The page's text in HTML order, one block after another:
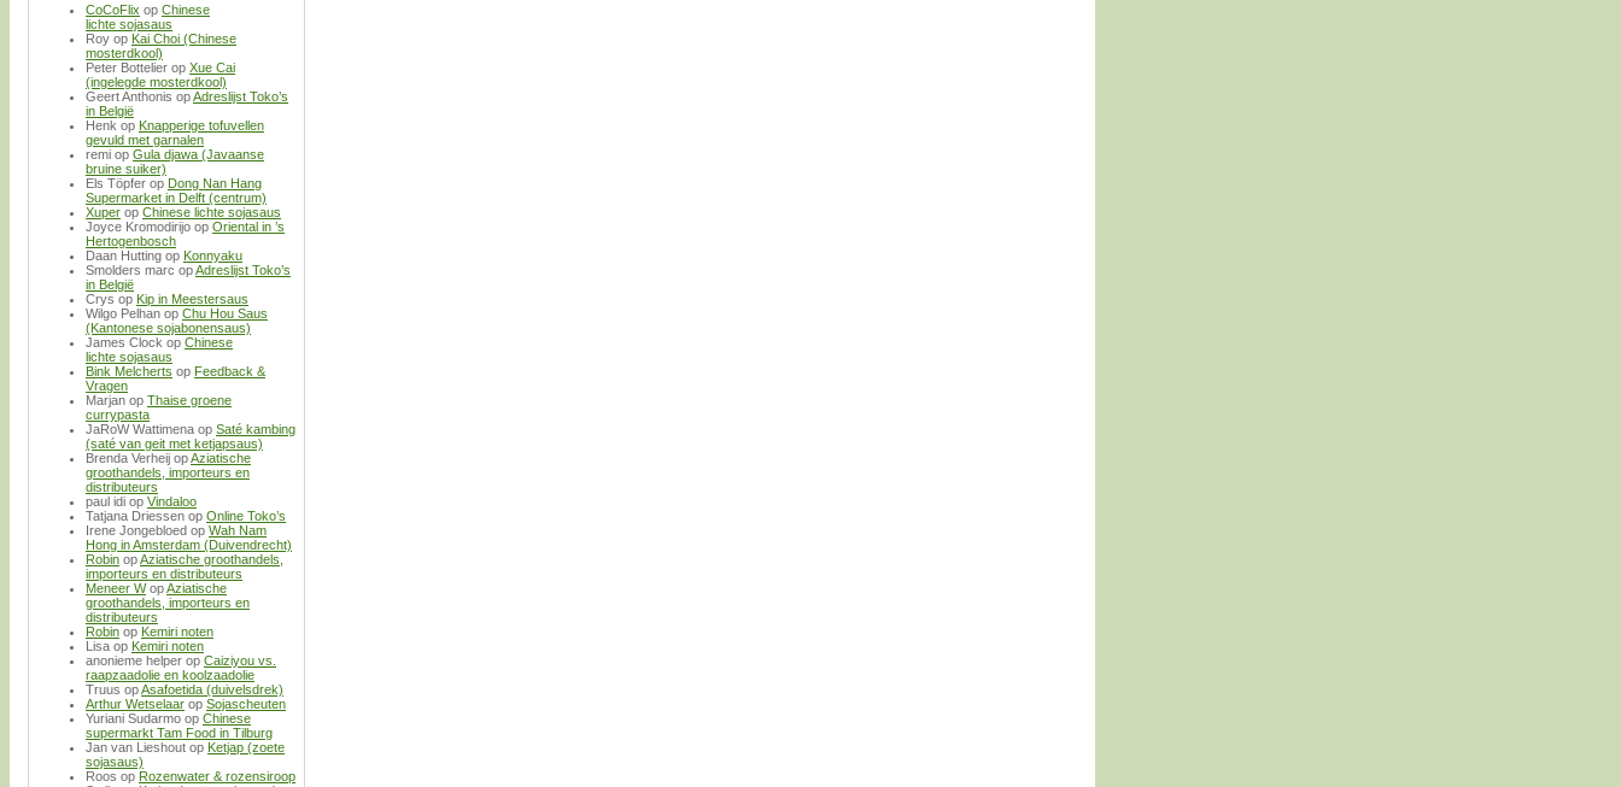
CoCoFlix op Chinese
lichte sojasaus
Roy op Kai Choi (Chinese
mosterdkool)
Peter Bottelier op Xue Cai
(ingelegde mosterdkool)
Geert Anthonis opAdreslijst Toko’s
in België
Henk op Knapperige tofuvellen
gevuld met garnalen
remi op Gula djawa (Javaanse
bruine suiker)
Els Töpfer op Dong Nan Hang
Supermarket in Delft (centrum)
Xuper op Chinese lichte sojasaus
Joyce Kromodirijo op Oriental in ’s
Hertogenbosch
Daan Hutting op Konnyaku
Smolders marc opAdreslijst Toko’s
in België
Crys op Kip in Meestersaus
Wilgo Pelhan op Chu Hou Saus
(Kantonese sojabonensaus)
James Clock op Chinese
lichte sojasaus
Bink Melcherts op Feedback &
Vragen
Marjan op Thaise groene
currypasta
JaRoW Wattimena op Saté kambing
(saté van geit met ketjapsaus)
Brenda Verheij opAziatische
groothandels, importeurs en
distributeurs
paul idi op Vindaloo
Tatjana Driessen op Online Toko’s
Irene Jongebloed op Wah Nam
Hong in Amsterdam (Duivendrecht)
Robin opAziatische groothandels,
importeurs en distributeurs
Meneer WopAziatische
groothandels, importeurs en
distributeurs
Robin op Kemiri noten
Lisa op Kemiri noten
anonieme helper op Caiziyou vs.
raapzaadolie en koolzaadolie
Truus opAsafoetida (duivelsdrek)
Arthur Wetselaar op Sojascheuten
Yuriani Sudarmo op Chinese
supermarkt Tam Food in Tilburg
Jan van Lieshout op Ketjap (zoete
sojasaus)
Roos op Rozenwater & rozensiroop